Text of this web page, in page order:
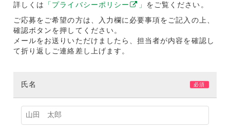
詳しくは
「プライバシーポリシー 」 をご覧ください。
ご応募をご希望の方は、入力欄に必要事項をご記入の上、
確認ボタンを押してください。
メールをお送りいただけましたら、担当者が内容を確認し
て折り返しご連絡差し上げます。
氏名 必須